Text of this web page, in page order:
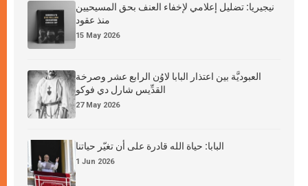
نيجيريا: تضليل إعلامي لإخفاء العنف بحق المسيحيين
منذ عقود
15 May 2026
العبوديَّة بين اعتذار البابا لاوُن الرابع عشر وصرخة
القدِّيس شارل دي فوكو
27 May 2026
البابا: حياة الله قادرة على أن تغيّر حياتنا
1 Jun 2026